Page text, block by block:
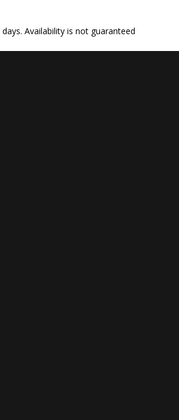
Availability is not guaranteed